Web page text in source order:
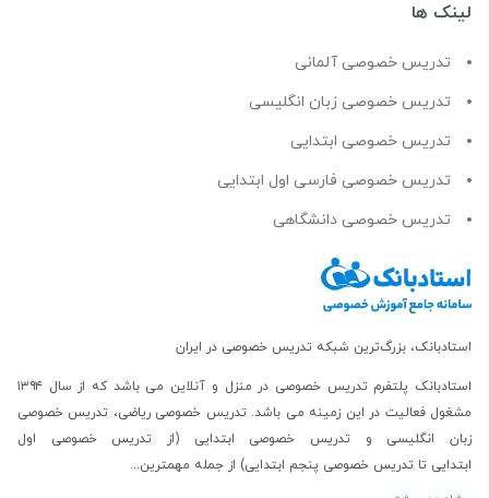
لینک ها
تدریس خصوصی آلمانی
تدریس خصوصی زبان انگلیسی
تدریس خصوصی ابتدایی
تدریس خصوصی فارسی اول ابتدایی
تدریس خصوصی دانشگاهی
استادبانک، بزرگ‌ترین شبکه تدریس خصوصی در ایران
استادبانک پلتفرم تدریس خصوصی در منزل و آنلاین
می باشد که از سال ۱۳۹۴
مشغول فعالیت در این زمینه می باشد.تدریس خصوصی ریاضی، تدریس خصوصی
زبان انگلیسی و تدریس خصوصی ابتدایی (از
تدریس خصوصی اول
ابتدایی تا تدریس خصوصی پنجم ابتدایی) از جمله مهمترین...